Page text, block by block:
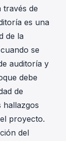
través de
es una
de la
se
auditoría y
debe
de
hallazgos
proyecto.
del